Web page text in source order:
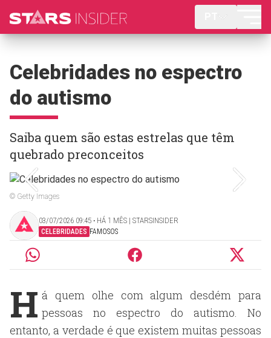
Celebridades no espectro
do autismo
Saiba quem são estas estrelas que têm
quebrado preconceitos
© Getty Images
03/07/2026 09:45 ‧ HÁ 1 MÊS | STARSINSIDER
CELEBRIDADES FAMOSOS
H á quem olhe com algum desdém para
pessoas no espectro do autismo. No
entanto, a verdade é que existem muitas pessoas